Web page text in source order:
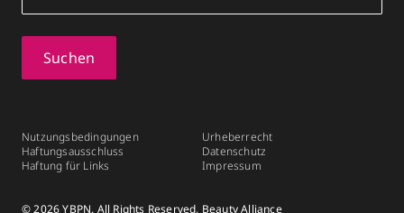
Suchen
Nutzungsbedingungen
Haftungsausschluss
Haftung für Links
Urheberrecht
Datenschutz
Impressum
© 2026 YBPN. All Rights Reserved, Beauty Alliance